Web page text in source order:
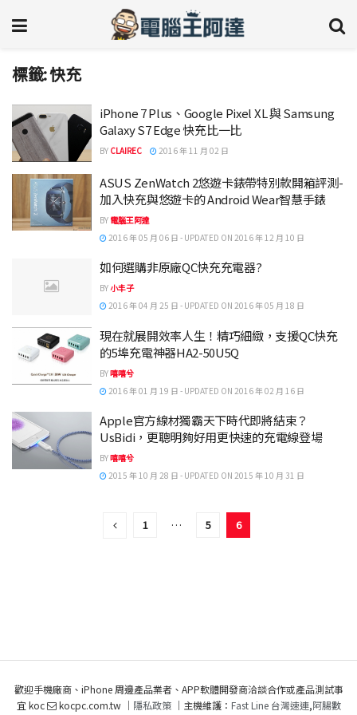
標籤:快充
iPhone 7 Plus、Google Pixel XL 與 Samsung
Galaxy S7 Edge 快充比一比
BY CLAIREC 2016 年 11 月 02 日
ASUS ZenWatch 2悠遊卡錶帶特別款開箱評測-
加入快充與悠遊卡的 Android Wear智慧手錶
BY 電腦王阿達
2016 年 05 月 06 日 - UPDATED ON 2016 年 12 月 10 日
如何選購非原廠QC快充充電器?
BY小丰子
2016 年 04 月 25 日 - UPDATED ON 2016 年 05 月 18 日
現在就展開效率人生！精巧細緻，支援QC快充
的5埠充電神器HA2-50U5Q
BY嘻嘻兮
2016 年 01 月 19 日 - UPDATED ON 2016 年 02 月 16 日
Apple官方線材獨霸天下時代即將結束？
UsBidi，更聰明夠好用更快速的充電線登場
BY嘻嘻兮
2015 年 10 月 28 日 - UPDATED ON 2015 年 10 月 31 日
1 … 5 6
歡迎手機廠商、iPhone 周邊產品業者、APP軟體開發商洽談合作或產品測試事
宜 koc
kocpc.com.tw ｜ 隱私政策｜主機維護： Fast Line 台灣速連,阿腸數